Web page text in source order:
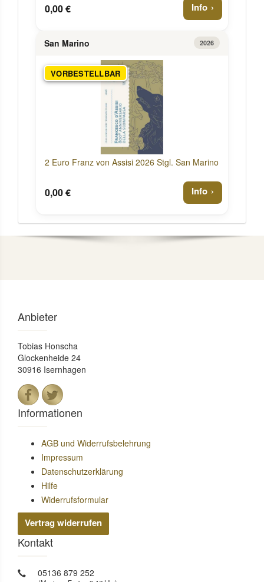
0,00 € Info
San Marino 2026
VORBESTELLBAR
2 Euro Franz von Assisi 2026 Stgl. San Marino
0,00 € Info
Anbieter
Tobias Honscha
Glockenheide 24
30916 Isernhagen
Informationen
AGB und Widerrufsbelehrung
Impressum
Datenschutzerklärung
Hilfe
Widerrufsformular
Vertrag widerrufen
Kontakt
05136 879 252